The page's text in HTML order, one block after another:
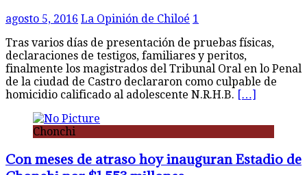
agosto 5, 2016 La Opinión de Chiloé 1
Tras varios días de presentación de pruebas físicas,
declaraciones de testigos, familiares y peritos,
finalmente los magistrados del Tribunal Oral en lo Penal
de la ciudad de Castro declararon como culpable de
homicidio calificado al adolescente N.R.H.B. […]
Chonchi
Con meses de atraso hoy inauguran Estadio de